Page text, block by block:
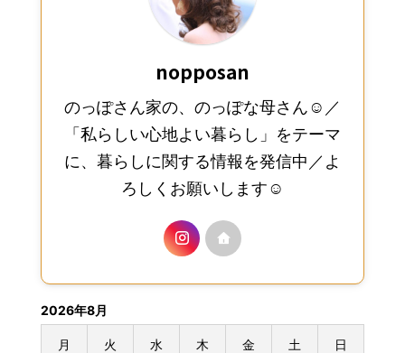
nopposan
のっぽさん家の、のっぽな母さん☺︎／
「私らしい心地よい暮らし」をテーマ
に、暮らしに関する情報を発信中／よ
ろしくお願いします☺︎
2026年8月
月 火 水 木 金 土 日